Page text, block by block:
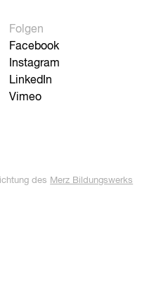
Folgen
Facebook
Instagram
LinkedIn
Vimeo
des Merz Bildungswerks